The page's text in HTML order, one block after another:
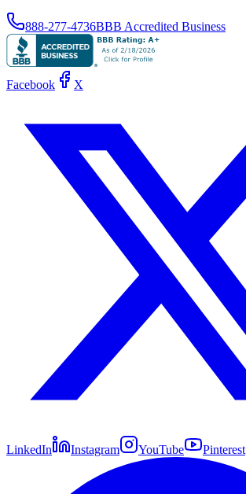
888-277-4736BBB Accredited Business
Facebook X
LinkedIn Instagram YouTube Pinterest